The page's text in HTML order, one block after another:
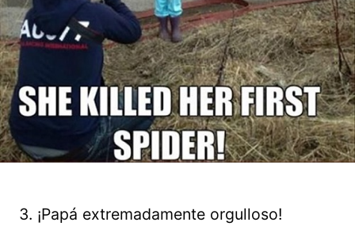
3. ¡Papá extremadamente orgulloso!